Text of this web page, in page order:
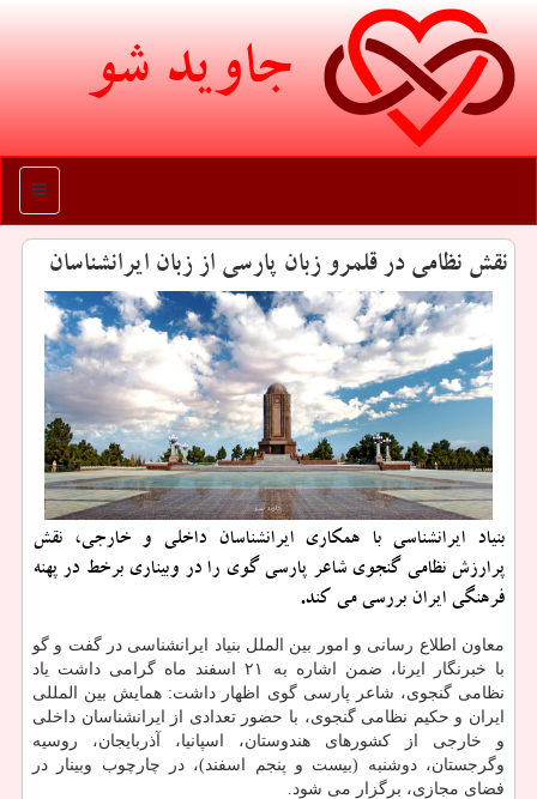
جاوید شو
منو
نقش نظامی در قلمرو زبان پارسی از زبان ایرانشناسان
بنیاد ایرانشناسی با همکاری ایرانشناسان داخلی و خارجی، نقش
پرارزش نظامی گنجوی شاعر پارسی گوی را در وبیناری برخط در پهنه
فرهنگی ایران بررسی می کند.
معاون اطلاع رسانی و امور بین الملل بنیاد ایرانشناسی در گفت و گو
با خبرنگار ایرنا، ضمن اشاره به ۲۱ اسفند ماه گرامی داشت یاد
نظامی گنجوی، شاعر پارسی گوی اظهار داشت: همایش بین المللی
ایران و حکیم نظامی گنجوی، با حضور تعدادی از ایرانشناسان داخلی
و خارجی از کشورهای هندوستان، اسپانیا، آذربایجان، روسیه
وگرجستان، دوشنبه (بیست و پنجم اسفند)، در چارچوب وبینار در
فضای مجازی، برگزار می شود.